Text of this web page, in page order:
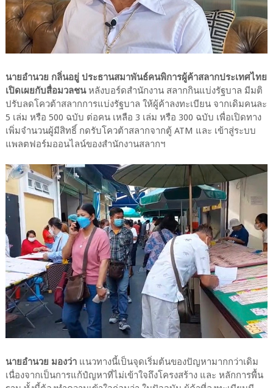
นายอำนวย กลิ่นอยู่ ประธานสมาพันธ์คนพิการผู้ค้าสลากประเทศไทย
เปิดเผยกับสื่อมวลชนหลังบอร์ดสำนักงาน สลากกินแบ่งรัฐบาล มีมติ
ปรับลดโควต้าสลากการแบ่งรัฐบาล ให้ผู้ค้าลงทะเบียน จากเดิมคนละ
5 เล่ม หรือ 500 ฉบับ ต่อคน เหลือ 3 เล่ม หรือ 300 ฉบับ เพื่อเปิดทาง
เพิ่มจำนวนผู้มีสิทธิ์ กดรับโควต้าสลากจากตู้ ATM และ เข้าสู่ระบบ
แพลตฟอร์มออนไลน์ของสำนักงานสลากฯ
นายอำนวย มองว่า แนวทางนี้เป็นจุดเริ่มต้นของปัญหามากกว่าเดิม
เนื่องจากเป็นการแก้ปํญหาที่ไม่เข้าใจถึงโครงสร้าง และ หลักการพื้น